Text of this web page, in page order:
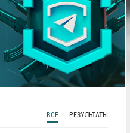
ВСЕ РЕЗУЛЬТАТЫ